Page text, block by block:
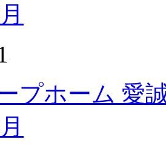
ープホーム 愛